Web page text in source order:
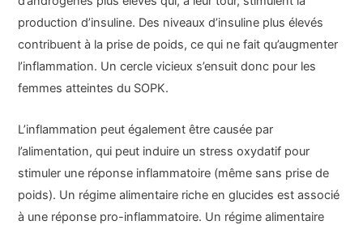
production d’insuline. Des niveaux d’insuline plus élevés
contribuent à la prise de poids, ce qui ne fait qu’augmenter
l’inflammation. Un cercle vicieux s’ensuit donc pour les
femmes atteintes du SOPK.
L’inflammation peut également être causée par
l’alimentation, qui peut induire un stress oxydatif pour
stimuler une réponse inflammatoire (même sans prise de
poids). Un régime alimentaire riche en glucides est associé
à une réponse pro-inflammatoire. Un régime alimentaire